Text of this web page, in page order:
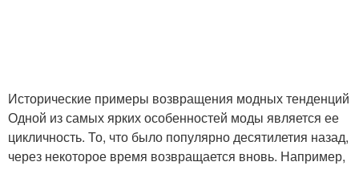
Исторические примеры возвращения модных тенденций
Одной из самых ярких особенностей моды является ее
цикличность. То, что было популярно десятилетия назад,
через некоторое время возвращается вновь. Например,